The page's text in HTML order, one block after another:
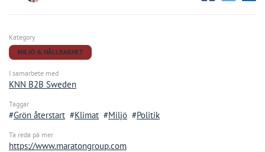
Kategory
MILJÖ & HÅLLBARHET
I samarbete med
KNN B2B Sweden
Taggar
Grön återstart Klimat Miljö Politik
Ta reda pä mer
https://www.maratongroup.com